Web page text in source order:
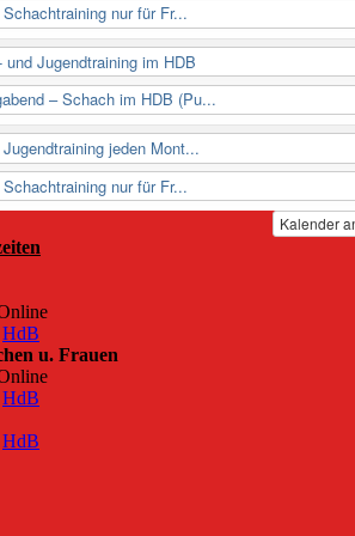
nur für Fr...
und Jugendtraining im HDB
– Schach im HDB (Pu...
jeden Mont...
nur für Fr...
Kalender
HdB
u. Frauen
HdB
HdB